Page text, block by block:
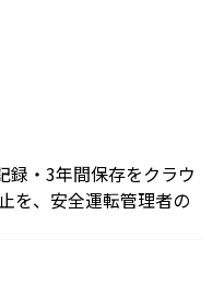
録・3年間保存をクラウ
を、安全運転管理者の